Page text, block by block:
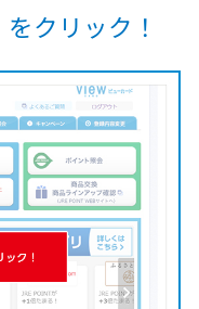
クリック！